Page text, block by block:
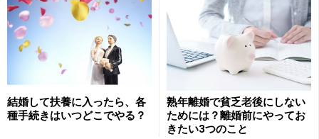
結婚して扶養に入ったら、各
種手続きはいつどこでやる？
熟年離婚で貧乏老後にしない
ためには？離婚前にやってお
きたい3つのこと